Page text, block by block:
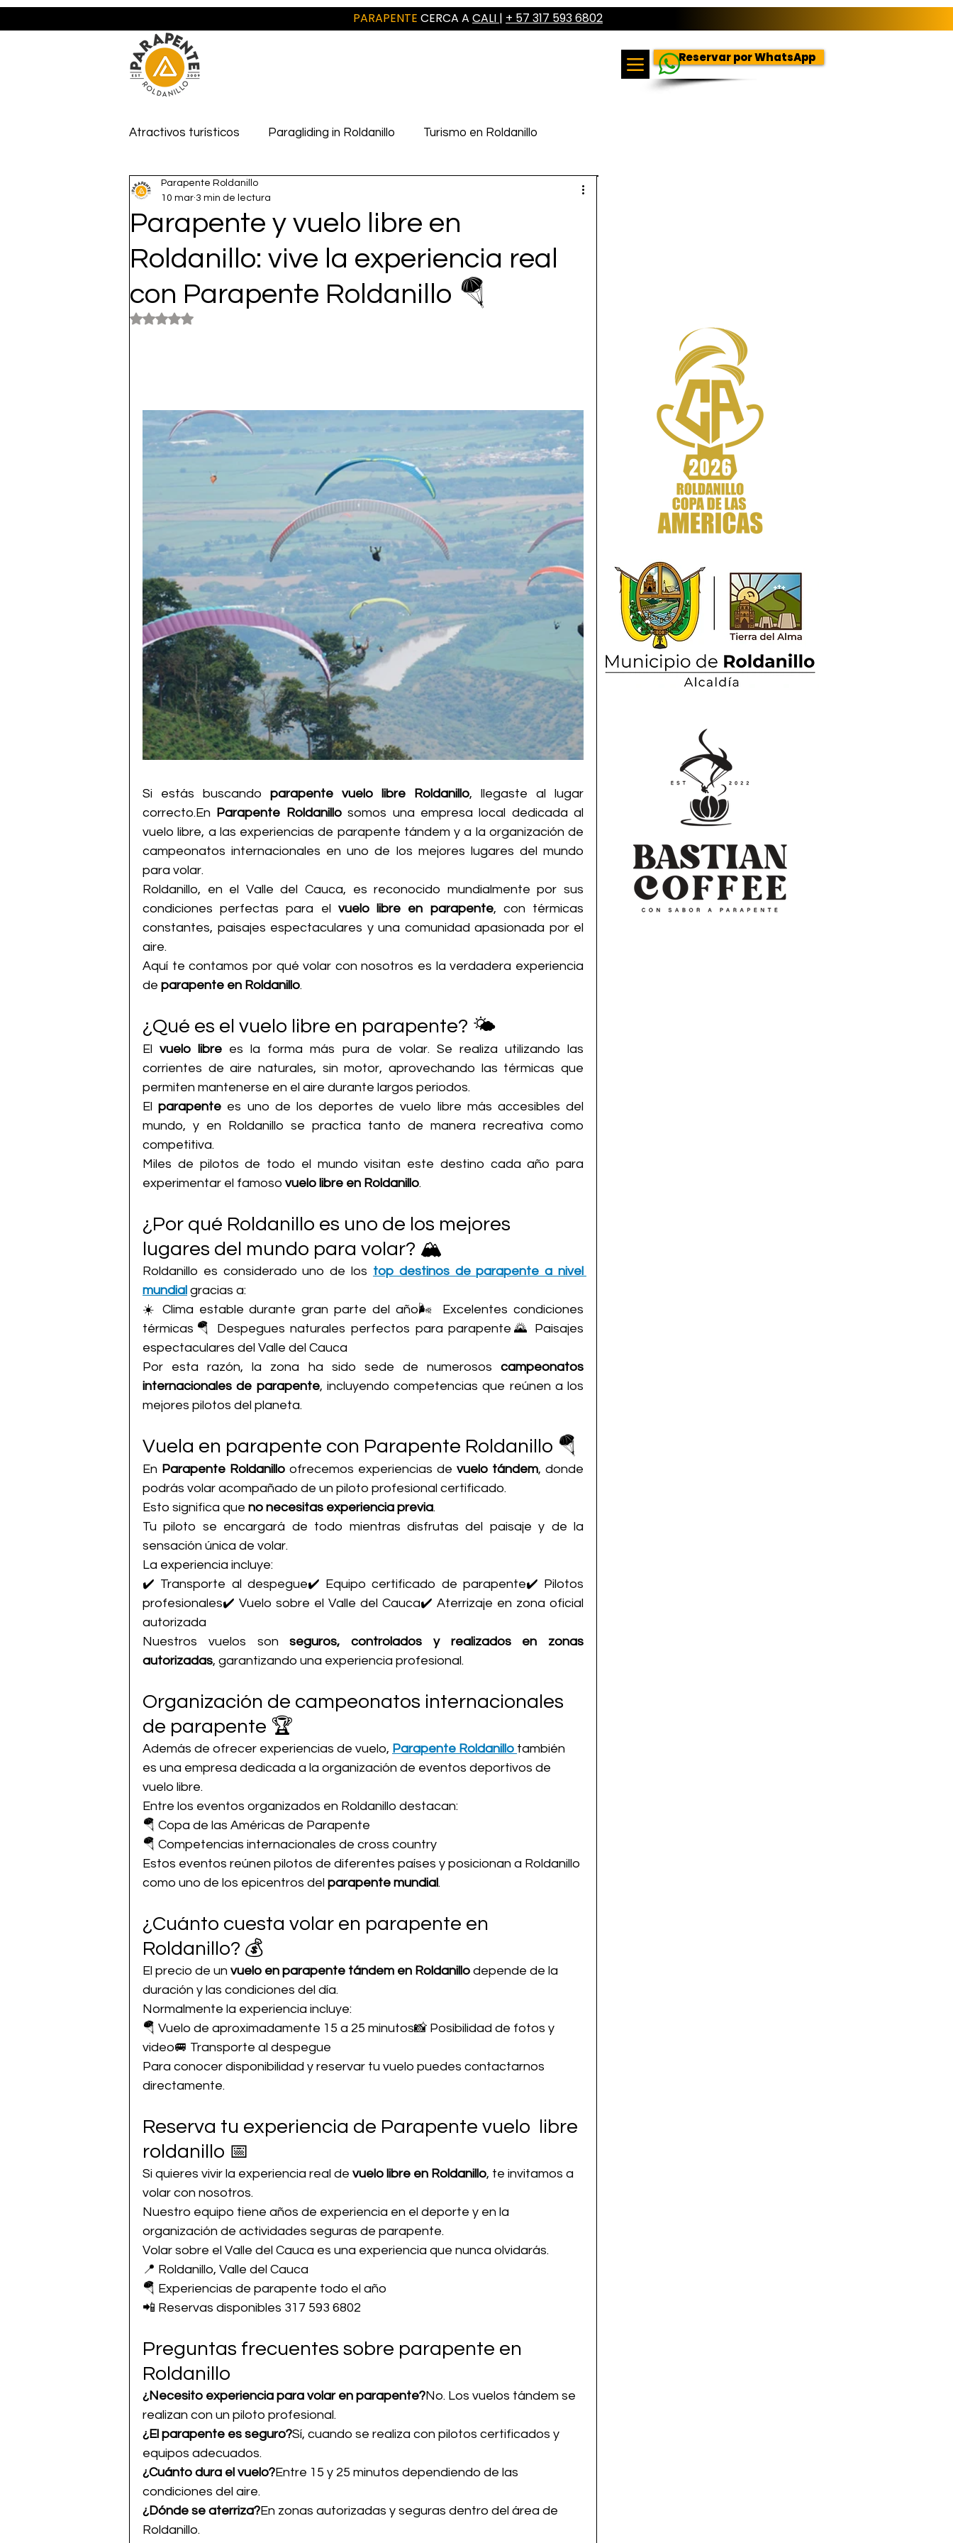
PARAPENTE CERCA A CALI | + 57 317 593 6802
Reservar por WhatsApp
Atractivos turísticos Paragliding in Roldanillo Turismo en Roldanillo
Club Vuelo Libre Roldanillo
Parapente y vuelo libre en
Roldanillo: vive la experiencia real
con Parapente Roldanillo 🪂
Parapente Roldanillo
10 mar 3 min de lectura
Obtuvo NaN de 5 estrellas.
Si estás buscando parapente vuelo libre Roldanillo, llegaste al lugar
correcto.En Parapente Roldanillo somos una empresa local dedicada al
vuelo libre, a las experiencias de parapente tándem y a la organización de
campeonatos internacionales en uno de los mejores lugares del mundo
para volar.
Roldanillo, en el Valle del Cauca, es reconocido mundialmente por sus
condiciones perfectas para el vuelo libre en parapente, con térmicas
constantes, paisajes espectaculares y una comunidad apasionada por el
aire.
Aquí te contamos por qué volar con nosotros es la verdadera experiencia
de parapente en Roldanillo.
¿Qué es el vuelo libre en parapente? 🌤️
El vuelo libre es la forma más pura de volar. Se realiza utilizando las
corrientes de aire naturales, sin motor, aprovechando las térmicas que
permiten mantenerse en el aire durante largos periodos.
El parapente es uno de los deportes de vuelo libre más accesibles del
mundo, y en Roldanillo se practica tanto de manera recreativa como
competitiva.
Miles de pilotos de todo el mundo visitan este destino cada año para
experimentar el famoso vuelo libre en Roldanillo.
¿Por qué Roldanillo es uno de los mejores
lugares del mundo para volar? 🏔️
Roldanillo es considerado uno de los top destinos de parapente a nivel
mundial gracias a:
☀️ Clima estable durante gran parte del año🌬️ Excelentes condiciones
térmicas🪂 Despegues naturales perfectos para parapente🌄 Paisajes
espectaculares del Valle del Cauca
Por esta razón, la zona ha sido sede de numerosos campeonatos
internacionales de parapente, incluyendo competencias que reúnen a los
mejores pilotos del planeta.
Vuela en parapente con Parapente Roldanillo 🪂
En Parapente Roldanillo ofrecemos experiencias de vuelo tándem, donde
podrás volar acompañado de un piloto profesional certificado.
Esto significa que no necesitas experiencia previa.
Tu piloto se encargará de todo mientras disfrutas del paisaje y de la
sensación única de volar.
La experiencia incluye:
✔️ Transporte al despegue✔️ Equipo certificado de parapente✔️ Pilotos
profesionales✔️ Vuelo sobre el Valle del Cauca✔️ Aterrizaje en zona oficial
autorizada
Nuestros vuelos son seguros, controlados y realizados en zonas
autorizadas, garantizando una experiencia profesional.
Organización de campeonatos internacionales
de parapente 🏆
Además de ofrecer experiencias de vuelo, Parapente Roldanillo también
es una empresa dedicada a la organización de eventos deportivos de
vuelo libre.
Entre los eventos organizados en Roldanillo destacan:
🪂 Copa de las Américas de Parapente
🪂 Competencias internacionales de cross country
Estos eventos reúnen pilotos de diferentes países y posicionan a Roldanillo
como uno de los epicentros del parapente mundial.
¿Cuánto cuesta volar en parapente en
Roldanillo? 💰
El precio de un vuelo en parapente tándem en Roldanillo depende de la
duración y las condiciones del día.
Normalmente la experiencia incluye:
🪂 Vuelo de aproximadamente 15 a 25 minutos📸 Posibilidad de fotos y
video🚐 Transporte al despegue
Para conocer disponibilidad y reservar tu vuelo puedes contactarnos
directamente.
Reserva tu experiencia de Parapente vuelo  libre
roldanillo 📅
Si quieres vivir la experiencia real de vuelo libre en Roldanillo, te invitamos a
volar con nosotros.
Nuestro equipo tiene años de experiencia en el deporte y en la
organización de actividades seguras de parapente.
Volar sobre el Valle del Cauca es una experiencia que nunca olvidarás.
📍 Roldanillo, Valle del Cauca
🪂 Experiencias de parapente todo el año
📲 Reservas disponibles 317 593 6802
Preguntas frecuentes sobre parapente en
Roldanillo
¿Necesito experiencia para volar en parapente?No. Los vuelos tándem se
realizan con un piloto profesional.
¿El parapente es seguro?Sí, cuando se realiza con pilotos certificados y
equipos adecuados.
¿Cuánto dura el vuelo?Entre 15 y 25 minutos dependiendo de las
condiciones del aire.
¿Dónde se aterriza?En zonas autorizadas y seguras dentro del área de
Roldanillo.